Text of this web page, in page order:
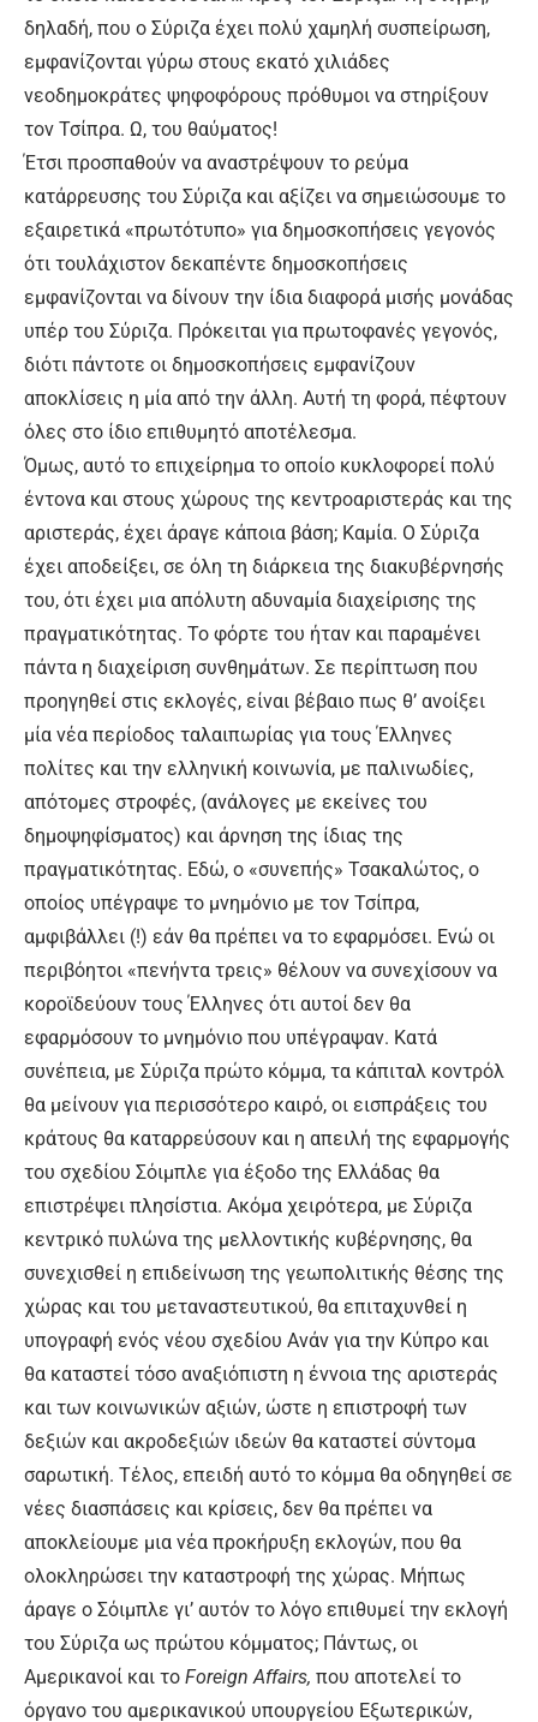
δηλαδή, που ο Σύριζα έχει πολύ χαμηλή συσπείρωση,
εμφανίζονται γύρω στους εκατό χιλιάδες
νεοδημοκράτες ψηφοφόρους πρόθυμοι να στηρίξουν
τον Τσίπρα. Ω, του θαύματος!
Έτσι προσπαθούν να αναστρέψουν το ρεύμα
κατάρρευσης του Σύριζα και αξίζει να σημειώσουμε το
εξαιρετικά «πρωτότυπο» για δημοσκοπήσεις γεγονός
ότι τουλάχιστον δεκαπέντε δημοσκοπήσεις
εμφανίζονται να δίνουν την ίδια διαφορά μισής μονάδας
υπέρ του Σύριζα. Πρόκειται για πρωτοφανές γεγονός,
διότι πάντοτε οι δημοσκοπήσεις εμφανίζουν
αποκλίσεις η μία από την άλλη. Αυτή τη φορά, πέφτουν
όλες στο ίδιο επιθυμητό αποτέλεσμα.
Όμως, αυτό το επιχείρημα το οποίο κυκλοφορεί πολύ
έντονα και στους χώρους της κεντροαριστεράς και της
αριστεράς, έχει άραγε κάποια βάση; Καμία. Ο Σύριζα
έχει αποδείξει, σε όλη τη διάρκεια της διακυβέρνησής
του, ότι έχει μια απόλυτη αδυναμία διαχείρισης της
πραγματικότητας. Το φόρτε του ήταν και παραμένει
πάντα η διαχείριση συνθημάτων. Σε περίπτωση που
προηγηθεί στις εκλογές, είναι βέβαιο πως θ’ ανοίξει
μία νέα περίοδος ταλαιπωρίας για τους Έλληνες
πολίτες και την ελληνική κοινωνία, με παλινωδίες,
απότομες στροφές, (ανάλογες με εκείνες του
δημοψηφίσματος) και άρνηση της ίδιας της
πραγματικότητας. Εδώ, ο «συνεπής» Τσακαλώτος, ο
οποίος υπέγραψε το μνημόνιο με τον Τσίπρα,
αμφιβάλλει (!) εάν θα πρέπει να το εφαρμόσει. Ενώ οι
περιβόητοι «πενήντα τρεις» θέλουν να συνεχίσουν να
κοροϊδεύουν τους Έλληνες ότι αυτοί δεν θα
εφαρμόσουν το μνημόνιο που υπέγραψαν. Κατά
συνέπεια, με Σύριζα πρώτο κόμμα, τα κάπιταλ κοντρόλ
θα μείνουν για περισσότερο καιρό, οι εισπράξεις του
κράτους θα καταρρεύσουν και η απειλή της εφαρμογής
του σχεδίου Σόιμπλε για έξοδο της Ελλάδας θα
επιστρέψει πλησίστια. Ακόμα χειρότερα, με Σύριζα
κεντρικό πυλώνα της μελλοντικής κυβέρνησης, θα
συνεχισθεί η επιδείνωση της γεωπολιτικής θέσης της
χώρας και του μεταναστευτικού, θα επιταχυνθεί η
υπογραφή ενός νέου σχεδίου Ανάν για την Κύπρο και
θα καταστεί τόσο αναξιόπιστη η έννοια της αριστεράς
και των κοινωνικών αξιών, ώστε η επιστροφή των
δεξιών και ακροδεξιών ιδεών θα καταστεί σύντομα
σαρωτική. Τέλος, επειδή αυτό το κόμμα θα οδηγηθεί σε
νέες διασπάσεις και κρίσεις, δεν θα πρέπει να
αποκλείουμε μια νέα προκήρυξη εκλογών, που θα
ολοκληρώσει την καταστροφή της χώρας. Μήπως
άραγε ο Σόιμπλε γι’ αυτόν το λόγο επιθυμεί την εκλογή
του Σύριζα ως πρώτου κόμματος; Πάντως, οι
Αμερικανοί και το Foreign Affairs, που αποτελεί το
όργανο του αμερικανικού υπουργείου Εξωτερικών,